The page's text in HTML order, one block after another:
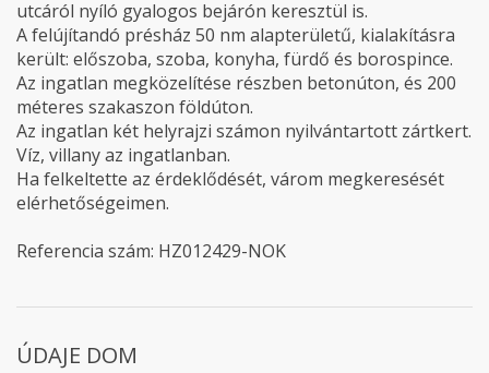
utcáról nyíló gyalogos bejárón keresztül is.
A felújítandó présház 50 nm alapterületű, kialakításra
került: előszoba, szoba, konyha, fürdő és borospince.
Az ingatlan megközelítése részben betonúton, és 200
méteres szakaszon földúton.
Az ingatlan két helyrajzi számon nyilvántartott zártkert.
Víz, villany az ingatlanban.
Ha felkeltette az érdeklődését, várom megkeresését
elérhetőségeimen.
Referencia szám: HZ012429-NOK
ÚDAJE DOM